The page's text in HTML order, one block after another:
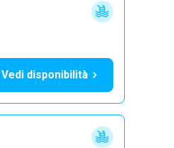
Vedi disponibilità